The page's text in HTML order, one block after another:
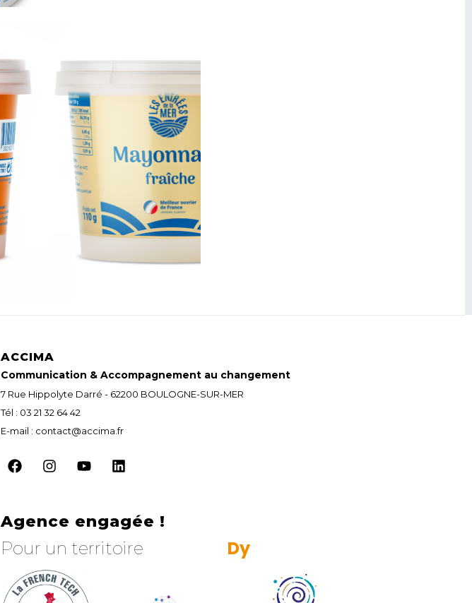
ACCIMA
Communication & Accompagnement au changement
7 Rue Hippolyte Darré - 62200 BOULOGNE-SUR-MER
Tél : 03 21 32 64 42
E-mail : contact@accima.fr
Agence engagée !
Pour un territoire Res